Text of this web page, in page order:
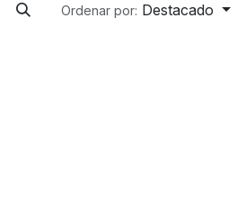
Ordenar por: Destacado